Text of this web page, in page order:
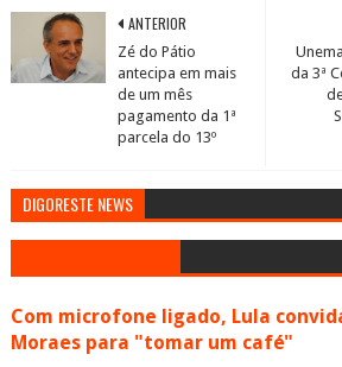
da 3ª
ANTERIOR
Zé do Pátio
antecipa em mais
de um mês
pagamento da 1ª
parcela do 13º
DIGORESTE NEWS
Com microfone ligado, Lula
Moraes para "tomar um café"